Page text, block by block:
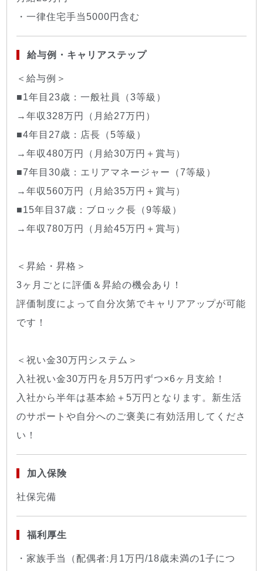
・一律住宅手当5000円含む
給与例・キャリアステップ
＜給与例＞
■1年目23歳：一般社員（3等級）
→年収328万円（月給27万円）
■4年目27歳：店長（5等級）
→年収480万円（月給30万円＋賞与）
■7年目30歳：エリアマネージャー（7等級）
→年収560万円（月給35万円＋賞与）
■15年目37歳：ブロック長（9等級）
→年収780万円（月給45万円＋賞与）
＜昇給・昇格＞
3ヶ月ごとに評価＆昇給の機会あり！
評価制度によって自分次第でキャリアアップが可能
です！
＜祝い金30万円システム＞
入社祝い金30万円を月5万円ずつ×6ヶ月支給！
入社から半年は基本給＋5万円となります。新生活
のサポートや自分へのご褒美に有効活用してくださ
い！
加入保険
社保完備
福利厚生
・家族手当（配偶者:月1万円/18歳未満の1子につ